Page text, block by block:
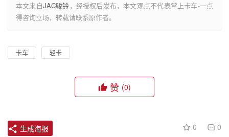
本文来自JAC骏铃，经授权后发布，本文观点不代表掌上卡车-一点
得咨询立场，转载请联系原作者。
卡车 轻卡
赞 (0)
0 0
生成海报